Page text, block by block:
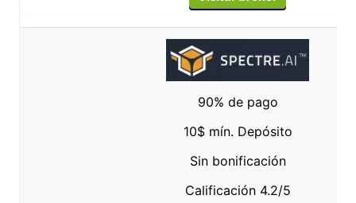
90% de pago
10$ mín. Depósito
Sin bonificación
Calificación 4.2/5